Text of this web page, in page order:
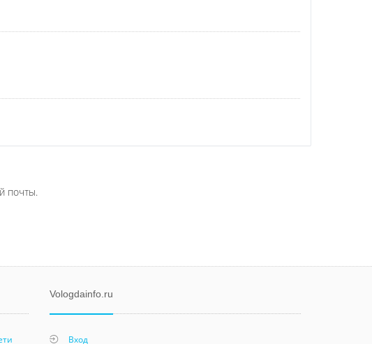
почты.
Vologdainfo.ru
Вход